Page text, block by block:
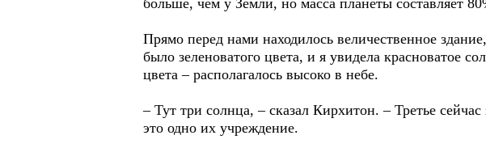
больше, чем у Земли, но масса планеты составляет
Прямо перед нами находилось величественное
было зеленоватого цвета, и я увидела красноватое
цвета – располагалось высоко в небе.
– Тут три солнца, – сказал Кирхитон. – Третье
это одно их учреждение.